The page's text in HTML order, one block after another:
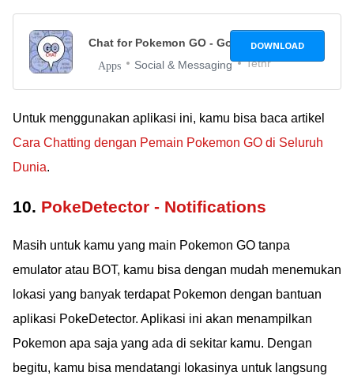
Chat for Pokemon GO - GoChat2.1
Apps Social & Messaging Tethr
DOWNLOAD
Untuk menggunakan aplikasi ini, kamu bisa baca artikel
Cara Chatting dengan Pemain Pokemon GO di Seluruh
Dunia.
10. PokeDetector - Notifications
Masih untuk kamu yang main Pokemon GO tanpa
emulator atau BOT, kamu bisa dengan mudah menemukan
lokasi yang banyak terdapat Pokemon dengan bantuan
aplikasi PokeDetector. Aplikasi ini akan menampilkan
Pokemon apa saja yang ada di sekitar kamu. Dengan
begitu, kamu bisa mendatangi lokasinya untuk langsung